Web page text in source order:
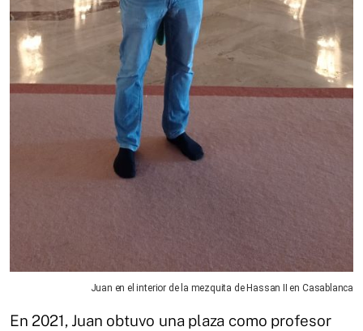
Juan en el interior de la mezquita de Hassan II en Casablanca
En 2021, Juan obtuvo una plaza como profesor